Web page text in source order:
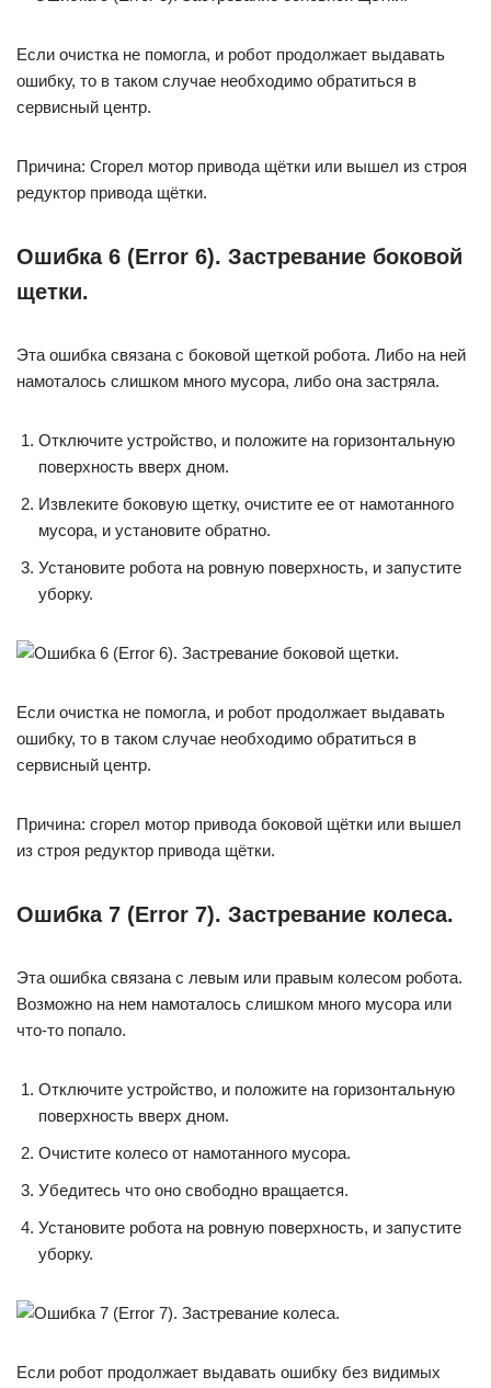
Если очистка не помогла, и робот продолжает выдавать
ошибку, то в таком случае необходимо обратиться в
сервисный центр.
Причина: Сгорел мотор привода щётки или вышел из строя
редуктор привода щётки.
Ошибка 6 (Error 6). Застревание боковой
щетки.
Эта ошибка связана с боковой щеткой робота. Либо на ней
намоталось слишком много мусора, либо она застряла.
Отключите устройство, и положите на горизонтальную
поверхность вверх дном.
Извлеките боковую щетку, очистите ее от намотанного
мусора, и установите обратно.
Установите робота на ровную поверхность, и запустите
уборку.
Если очистка не помогла, и робот продолжает выдавать
ошибку, то в таком случае необходимо обратиться в
сервисный центр.
Причина: сгорел мотор привода боковой щётки или вышел
из строя редуктор привода щётки.
Ошибка 7 (Error 7). Застревание колеса.
Эта ошибка связана с левым или правым колесом робота.
Возможно на нем намоталось слишком много мусора или
что-то попало.
Отключите устройство, и положите на горизонтальную
поверхность вверх дном.
Очистите колесо от намотанного мусора.
Убедитесь что оно свободно вращается.
Установите робота на ровную поверхность, и запустите
уборку.
Если робот продолжает выдавать ошибку без видимых